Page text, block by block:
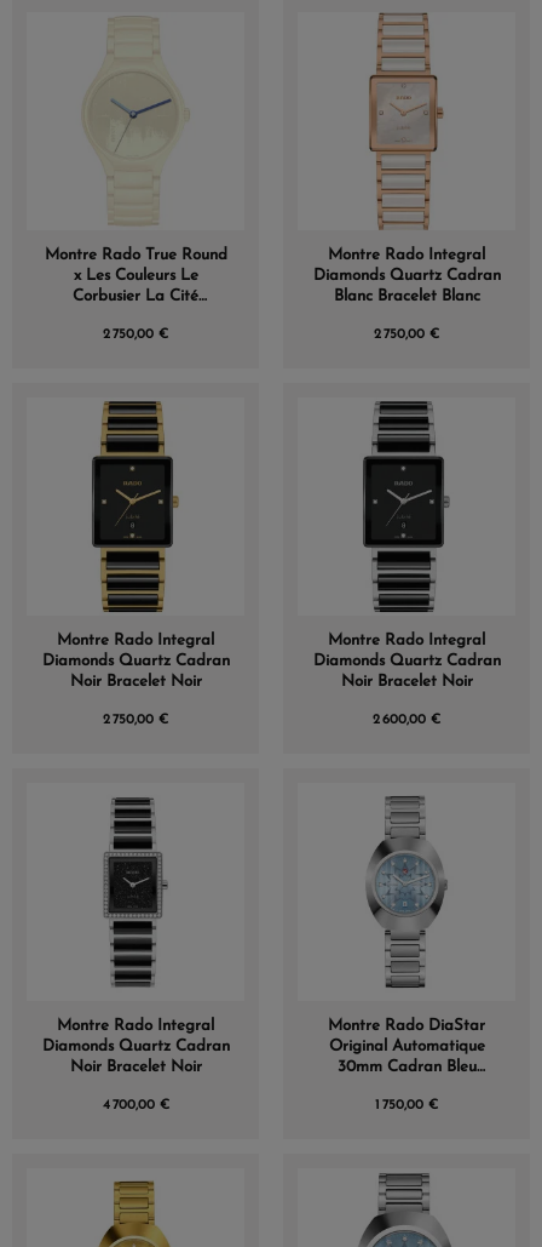
Montre Rado True Round
x Les Couleurs Le
Corbusier La Cité
2 750,00 €
Montre Rado Integral
Diamonds Quartz Cadran
Blanc Bracelet Blanc
2 750,00 €
Montre Rado Integral
Diamonds Quartz Cadran
Noir Bracelet Noir
2 750,00 €
Montre Rado Integral
Diamonds Quartz Cadran
Noir Bracelet Noir
2 600,00 €
Montre Rado Integral
Diamonds Quartz Cadran
Noir Bracelet Noir
4 700,00 €
Montre Rado DiaStar
Original Automatique
30mm Cadran Bleu
1 750,00 €